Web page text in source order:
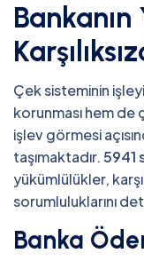
Çek sisteminin
korunması hem de
işlev görmesi
taşımaktadır.5941
yükümlülükler,
sorumluluklarını
Banka